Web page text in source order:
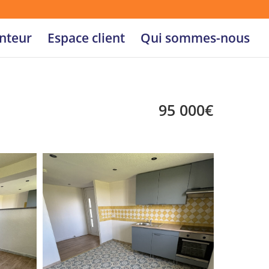
Espace client Qui sommes-nous
95 000€